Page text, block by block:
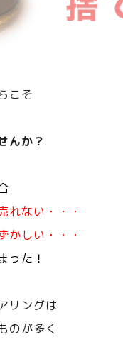
こそ
んか？
れない・・・
かしい・・・
った！
リングは
のが多く